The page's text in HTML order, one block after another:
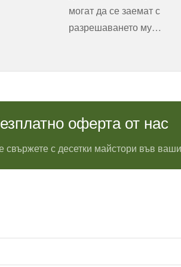
могат да се заемат с
разрешаването му…
оферта от нас
свържете с десетки майстори във